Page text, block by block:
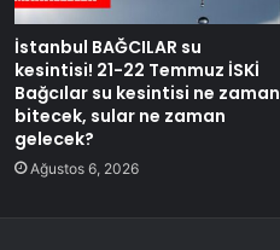
İstanbul BAĞCILAR su
kesintisi! 21-22 Temmuz İSKİ
Bağcılar su kesintisi ne zaman
bitecek, sular ne zaman
gelecek?
Ağustos 6, 2026